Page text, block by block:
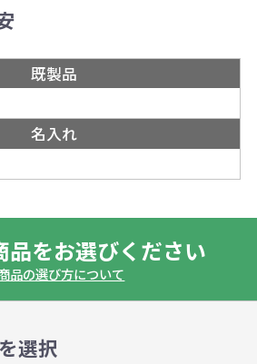
既製品
名入れ
品をお選びください
品の選び方について
選択